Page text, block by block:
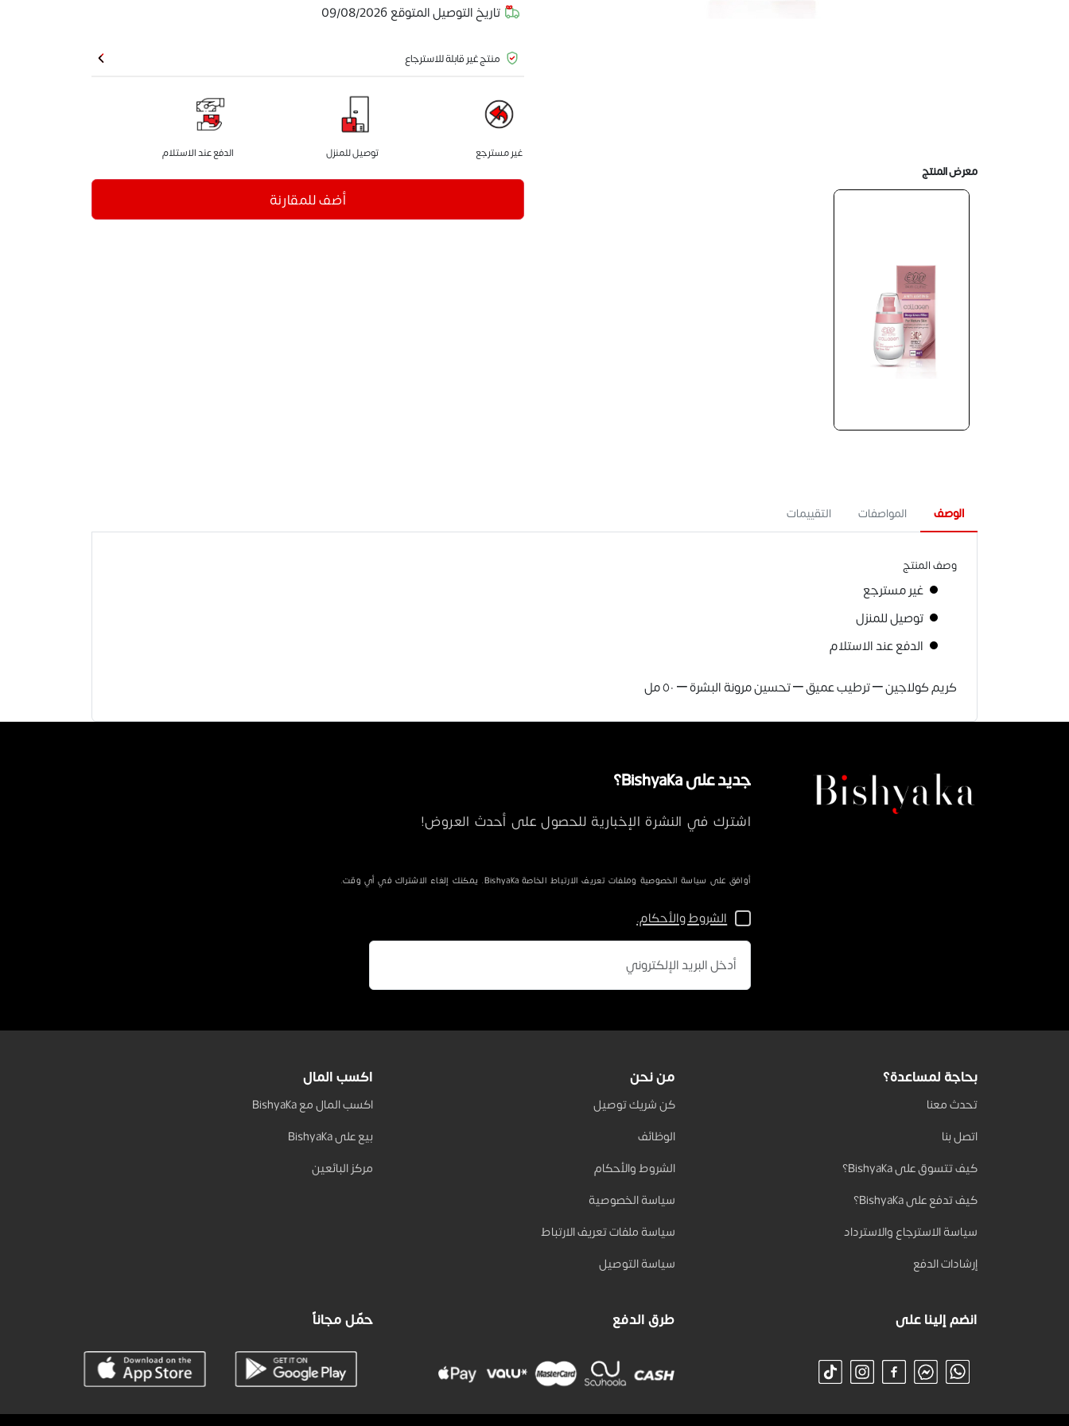
معرض المنتج
تاريخ التوصيل المتوقع09/08/2026
منتج غير قابلة للاسترجاع
غير مسترجع توصيل للمنزل الدفع عند الاستلام
أضف للمقارنة
الوصف المواصفات التقييمات
وصف المنتج
غير مسترجع
توصيل للمنزل
الدفع عند الاستلام
كريم كولاجين – ترطيب عميق – تحسين مرونة البشرة – ٥٠ مل
جديد على Bishyaka؟
اشترك في النشرة الإخبارية للحصول على أحدث العروض!
أوافق على سياسة الخصوصية وملفات تعريف الارتباط الخاصة Bishyaka. يمكنك إلغاء الاشتراك في أي وقت.
الشروط والأحكام.
بحاجة لمساعدة؟
تحدث معنا
اتصل بنا
كيف تتسوق على Bishyaka؟
كيف تدفع على Bishyaka؟
سياسة الاسترجاع والاسترداد
إرشادات الدفع
من نحن
كن شريك توصيل
الوظائف
الشروط والأحكام
سياسة الخصوصية
سياسة ملفات تعريف الارتباط
سياسة التوصيل
اكسب المال
اكسب المال مع Bishyaka
بيع على Bishyaka
مركز البائعين
انضم إلينا على طرق الدفع حمّل مجاناً